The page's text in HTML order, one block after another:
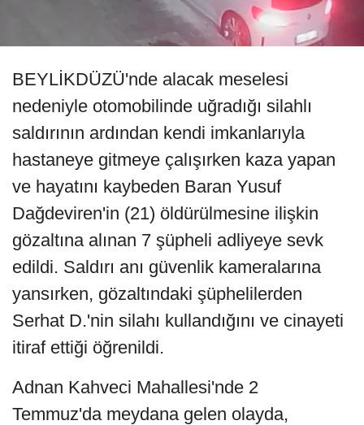
BEYLİKDÜZÜ'nde alacak meselesi
nedeniyle otomobilinde uğradığı silahlı
saldırının ardından kendi imkanlarıyla
hastaneye gitmeye çalışırken kaza yapan
ve hayatını kaybeden Baran Yusuf
Dağdeviren'in (21) öldürülmesine ilişkin
gözaltına alınan 7 şüpheli adliyeye sevk
edildi. Saldırı anı güvenlik kameralarına
yansırken, gözaltındaki şüphelilerden
Serhat D.'nin silahı kullandığını ve cinayeti
itiraf ettiği öğrenildi.
Adnan Kahveci Mahallesi'nde 2
Temmuz'da meydana gelen olayda,